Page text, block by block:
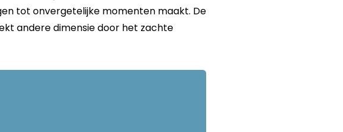
tot onvergetelijke momenten maakt. De
andere dimensie door het zachte